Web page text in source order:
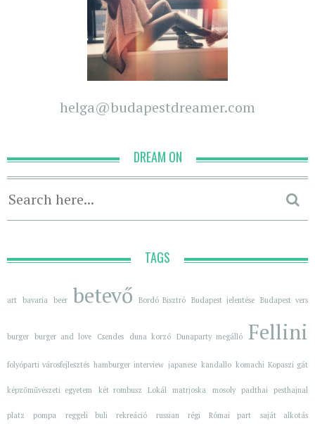
helga@budapestdreamer.com
DREAM ON
TAGS
art bavaria beer betevő Bordó Bisztró Budapest jelentése Budapest vers
burger burger and love Csendes duna korzó Dunaparty megálló Fellini
folyóparti városfejlesztés hamburger interview japanese kandallo komachi Kopaszi gát
képzőművészeti egyetem két rombusz Lokál matrjoska mosoly padthai pesthajnal
platz pompa reggeli buli rekreáció russian régi Római part saját alkotás